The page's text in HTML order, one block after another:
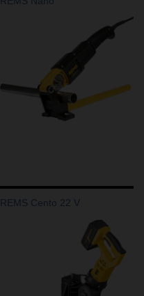
REMS Cento 22 V